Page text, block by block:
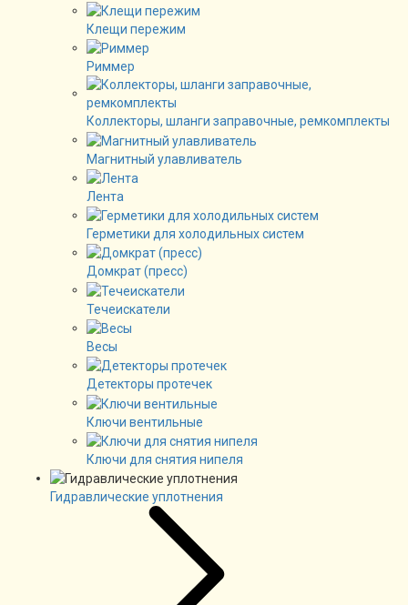
Клещи пережим
Риммер
Коллекторы, шланги заправочные, ремкомплекты
Магнитный улавливатель
Лента
Герметики для холодильных систем
Домкрат (пресс)
Течеискатели
Весы
Детекторы протечек
Ключи вентильные
Ключи для снятия нипеля
Гидравлические уплотнения